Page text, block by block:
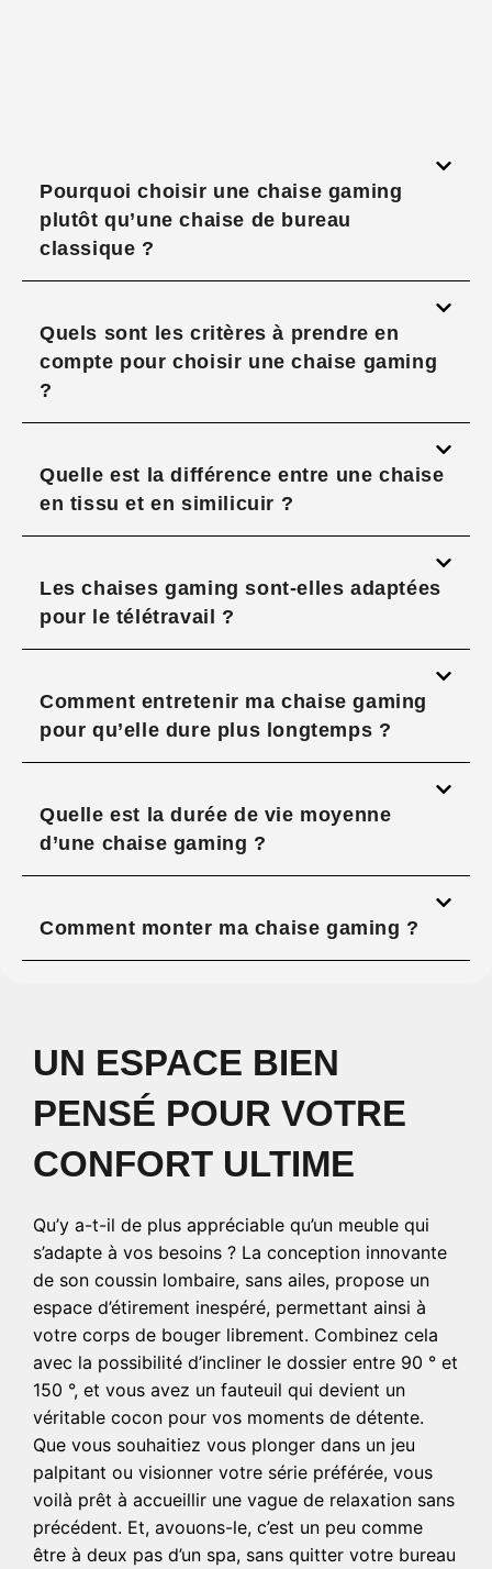
Pourquoi choisir une chaise gaming
plutôt qu’une chaise de bureau
classique ?
Quels sont les critères à prendre en
compte pour choisir une chaise gaming
?
Quelle est la différence entre une chaise
en tissu et en similicuir ?
Les chaises gaming sont-elles adaptées
pour le télétravail ?
Comment entretenir ma chaise gaming
pour qu’elle dure plus longtemps ?
Quelle est la durée de vie moyenne
d’une chaise gaming ?
Comment monter ma chaise gaming ?
UN ESPACE BIEN
PENSÉ POUR VOTRE
CONFORT ULTIME
Qu’y a-t-il de plus appréciable qu’un meuble qui
s’adapte à vos besoins ? La conception innovante
de son coussin lombaire, sans ailes, propose un
espace d’étirement inespéré, permettant ainsi à
votre corps de bouger librement. Combinez cela
avec la possibilité d’incliner le dossier entre 90 ° et
150 °, et vous avez un fauteuil qui devient un
véritable cocon pour vos moments de détente.
Que vous souhaitiez vous plonger dans un jeu
palpitant ou visionner votre série préférée, vous
voilà prêt à accueillir une vague de relaxation sans
précédent. Et, avouons-le, c’est un peu comme
être à deux pas d’un spa, sans quitter votre bureau